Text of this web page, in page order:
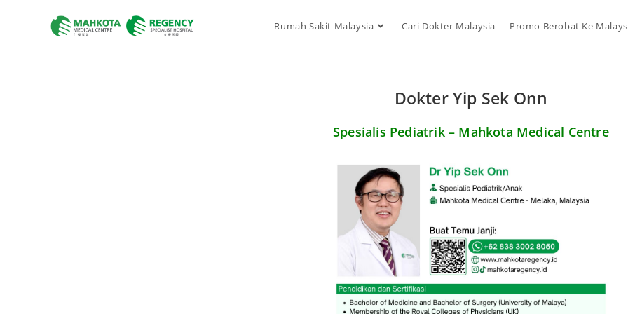
Rumah Sakit Malaysia Cari Dokter Malaysia Promo Berobat Ke
Dokter Yip Sek Onn
Spesialis Pediatrik – Mahkota Medical Centre